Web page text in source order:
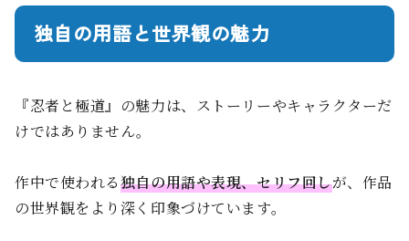
独自の用語と世界観の魅力
『忍者と極道』の魅力は、ストーリーやキャラクターだ
けではありません。
作中で使われる独自の用語や表現、セリフ回しが、作品
の世界観をより深く印象づけています。